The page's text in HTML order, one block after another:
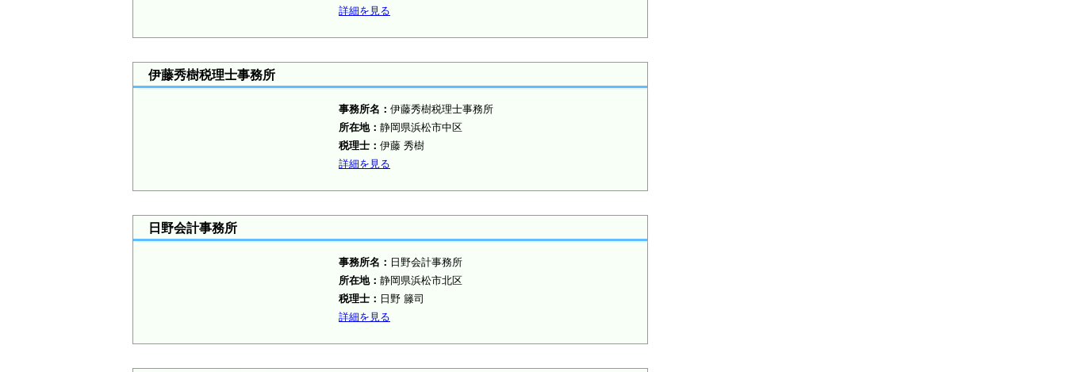
詳細を見る
伊藤秀樹税理士事務所
事務所名： 伊藤秀樹税理士事務所
所在地： 静岡県浜松市中区
税理士： 伊藤 秀樹
詳細を見る
日野会計事務所
事務所名： 日野会計事務所
所在地： 静岡県浜松市北区
税理士： 日野 籐司
詳細を見る